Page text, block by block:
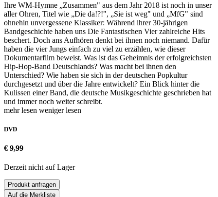
Ihre WM-Hymne „Zusammen" aus dem Jahr 2018 ist noch in unser
aller Ohren, Titel wie „Die da!?!", „Sie ist weg" und „MfG" sind
ohnehin unvergessene Klassiker: Während ihrer 30-jährigen
Bandgeschichte haben uns Die Fantastischen Vier zahlreiche Hits
beschert. Doch ans Aufhören denkt bei ihnen noch niemand. Dafür
haben die vier Jungs einfach zu viel zu erzählen, wie dieser
Dokumentarfilm beweist. Was ist das Geheimnis der erfolgreichsten
Hip-Hop-Band Deutschlands? Was macht bei ihnen den
Unterschied? Wie haben sie sich in der deutschen Popkultur
durchgesetzt und über die Jahre entwickelt? Ein Blick hinter die
Kulissen einer Band, die deutsche Musikgeschichte geschrieben hat
und immer noch weiter schreibt.
mehr lesen weniger lesen
DVD
€ 9,99
Derzeit nicht auf Lager
Produkt anfragen
Auf die Merkliste